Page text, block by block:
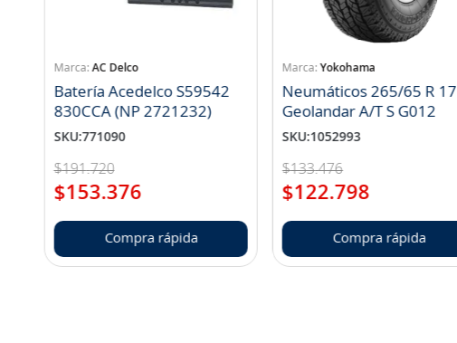
AC Delco
Batería Acedelco S59542
830CCA (NP 2721232)
SKU:771090
$191.720
$153.376
Compra rápida
Yokohama
Neumáticos 265/65 R 17
Geolandar A/T S G012
SKU:1052993
$133.476
$122.798
Compra rápida